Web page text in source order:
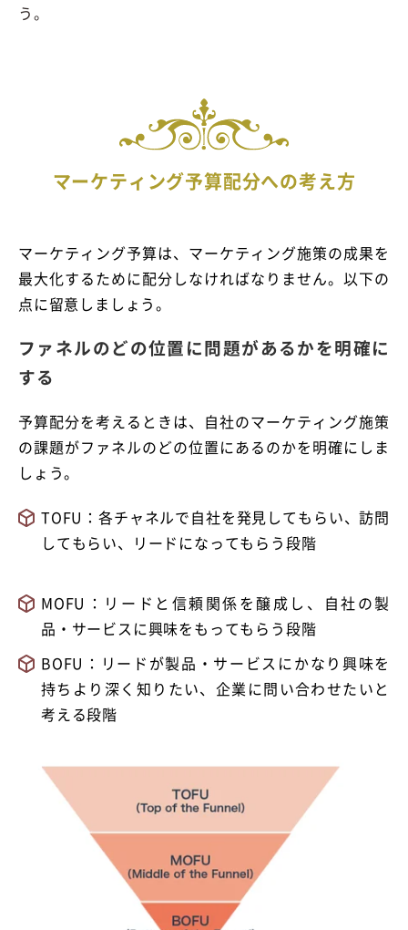
う。
マーケティング予算配分への考え方
マーケティング予算は、マーケティング施策の成果を
最大化するために配分しなければなりません。以下の
点に留意しましょう。
ファネルのどの位置に問題があるかを明確に
する
予算配分を考えるときは、自社のマーケティング施策
の課題がファネルのどの位置にあるのかを明確にしま
しょう。
TOFU：各チャネルで自社を発見してもらい、訪問
してもらい、リードになってもらう段階
MOFU：リードと信頼関係を醸成し、自社の製
品・サービスに興味をもってもらう段階
BOFU：リードが製品・サービスにかなり興味を
持ちより深く知りたい、企業に問い合わせたいと
考える段階